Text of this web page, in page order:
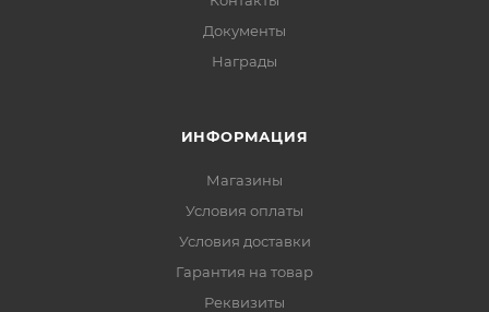
Документы
Награды
ИНФОРМАЦИЯ
Магазины
Условия оплаты
Условия доставки
Гарантия на товар
Реквизиты